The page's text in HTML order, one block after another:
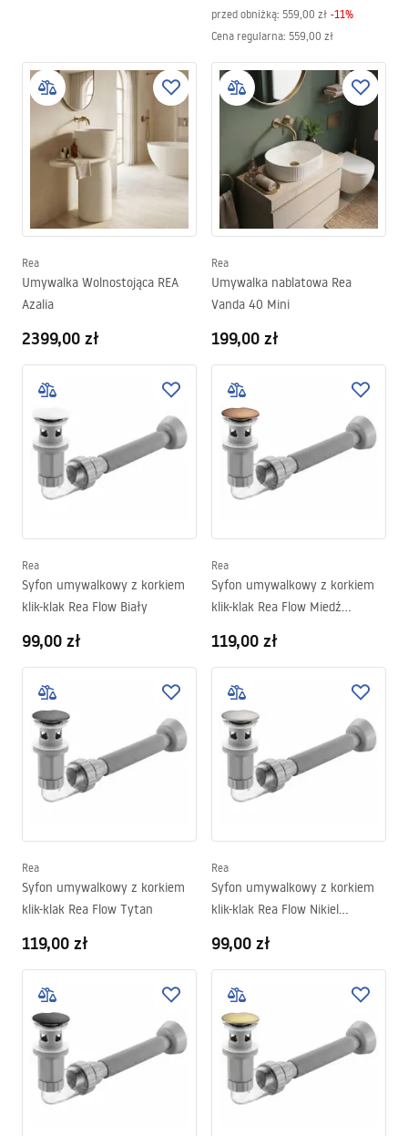
przed obniżką: 559,00 zł -11%
Cena regularna: 559,00 zł
Rea
Umywalka Wolnostojąca REA
Azalia
2399,00 zł
Rea
Umywalka nablatowa Rea
Vanda 40 Mini
199,00 zł
Rea
Syfon umywalkowy z korkiem
klik-klak Rea Flow Biały
99,00 zł
Rea
Syfon umywalkowy z korkiem
klik-klak Rea Flow Miedź
119,00 zł
Rea
Syfon umywalkowy z korkiem
klik-klak Rea Flow Tytan
119,00 zł
Rea
Syfon umywalkowy z korkiem
klik-klak Rea Flow Nikiel
99,00 zł